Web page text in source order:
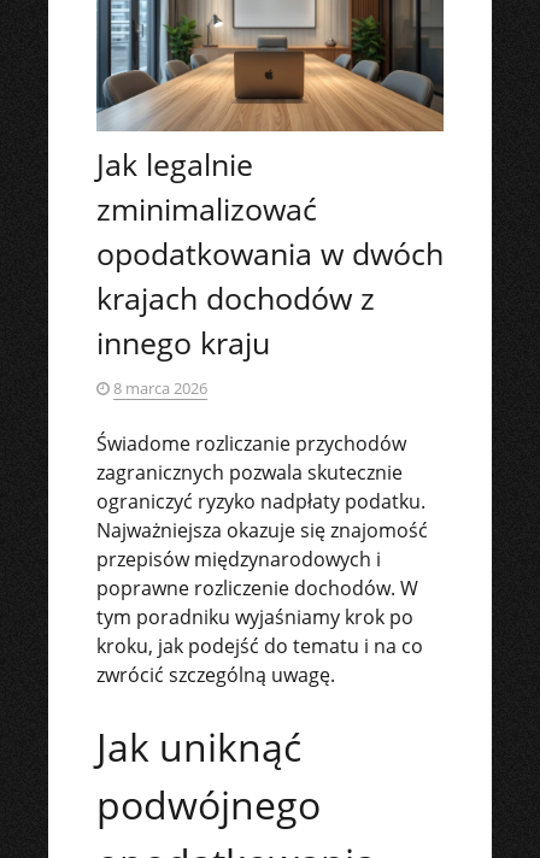
Jak legalnie
zminimalizować
opodatkowania w dwóch
krajach dochodów z
innego kraju
8 marca 2026
Świadome rozliczanie przychodów
zagranicznych pozwala skutecznie
ograniczyć ryzyko nadpłaty podatku.
Najważniejsza okazuje się znajomość
przepisów międzynarodowych i
poprawne rozliczenie dochodów. W
tym poradniku wyjaśniamy krok po
kroku, jak podejść do tematu i na co
zwrócić szczególną uwagę.
Jak uniknąć
podwójnego